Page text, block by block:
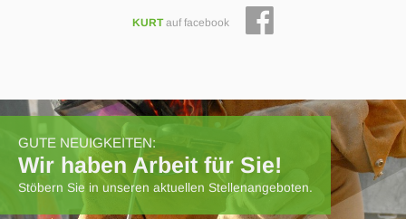
KURT auf facebook
GUTE NEUIGKEITEN:
Wir haben Arbeit für Sie!
Stöbern Sie in unseren aktuellen Stellenangeboten.